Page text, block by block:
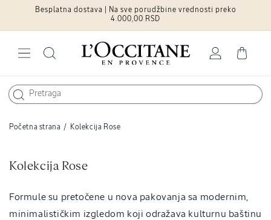
Pređite naBesplatna dostava | Na sve porudžbine vrednosti preko
4.000,00 RSD
in
Cart
Početna strana / Kolekcija Rose
C
l
l
Kolekcija Rose
Formule su pretočene u nova pakovanja sa modernim,
minimalističkim izgledom koji odražava kulturnu baštinu